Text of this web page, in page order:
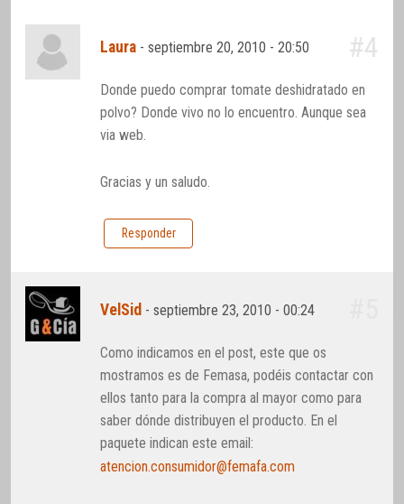
Laura -septiembre 20, 2010 - 20:50 #4
Donde puedo comprar tomate deshidratado en
polvo? Donde vivo no lo encuentro. Aunque sea
via web.
Gracias y un saludo.
Responder
VelSid -septiembre 23, 2010 - 00:24
Como indicamos en el post, este que os
mostramos es de Femasa, podéis contactar con
ellos tanto para la compra al mayor como para
saber dónde distribuyen el producto. En el
paquete indican este email:
atencion.consumidor@femafa.com